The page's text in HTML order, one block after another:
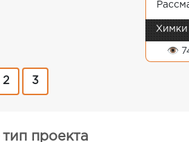
Химки
👁
2 3
проекта